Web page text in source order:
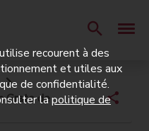
Grato de
recourent à des
et utiles aux
de confidentialité.
lapolitique de